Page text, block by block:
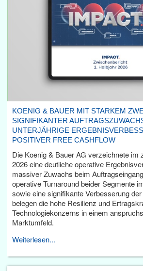
KOENIG & BAUER MIT STARKEM
SIGNIFIKANTER
UNTERJÄHRIGE
POSITIVER FREE CASHFLOW
Die Koenig & Bauer AG verzeichnete im
2026 eine deutliche operative
massiver Zuwachs beim
operative Turnaround beider Segmente
sowie eine signifikante Verbesserung
belegen die hohe Resilienz und
Technologiekonzerns in einem
Marktumfeld.
Weiterlesen...